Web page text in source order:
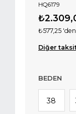
HQ6179
₺577,25
Diğer
BEDEN
38